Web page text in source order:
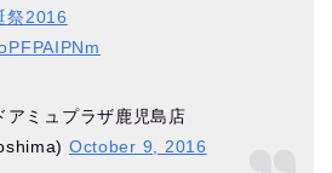
祭2016
ミュプラザ鹿児島店
October 9, 2016